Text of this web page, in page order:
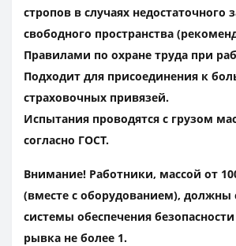
стропов в случаях недостаточного
свободного пространства
Правилами по охране труда при
Подходит для присоединения к
страховочных привязей.
Испытания проводятся с грузом
согласно ГОСТ.
Внимание! Работники, массой от
(вместе с оборудованием), должны
системы обеспечения
рывка не более 1.